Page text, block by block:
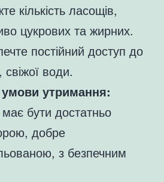
кількість ласощів,
цукрових та жирних.
постійний доступ до
свіжої води.
умови утримання:
має бути достатньо
добре
з безпечним